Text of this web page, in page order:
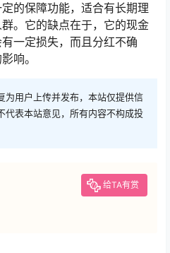
的保障功能，适合有长期理
。它的缺点在于，它的现金
一定损失，而且分红不确
响。
为用户上传并发布，本站仅提供信
代表本站意见，所有内容不构成投
给TA有赏